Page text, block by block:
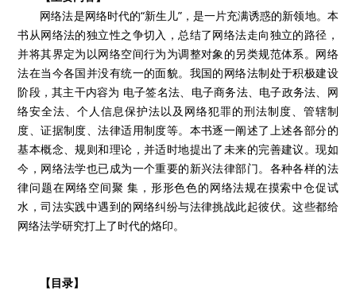
网络法是网络时代的“新生儿”，是一片充满诱惑的新领地。本
书从网络法的独立性之争切入，总结了网络法走向独立的路径，
并将其界定为以网络空间行为为调整对象的另类规范体系。网络
法在当今各国并没有统一的面貌。我国的网络法制处于积极建设
阶段，其主干内容为 电子签名法、电子商务法、电子政务法、网
络安全法、个人信息保护法以及网络犯罪的刑法制度、管辖制
度、证据制度、法律适用制度等。本书逐一阐述了上述各部分的
基本概念、规则和理论，并适时地提出了未来的完善建议。现如
今，网络法学也已成为一个重要的新兴法律部门。各种各样的法
律问题在网络空间聚 集，形形色色的网络法规在摸索中仓促试
水，司法实践中遇到的网络纠纷与法律挑战此起彼伏。这些都给
网络法学研究打上了时代的烙印。
【目录】